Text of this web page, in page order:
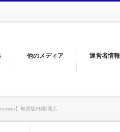
他のメディア 運営者情報
】無償版FB動画広